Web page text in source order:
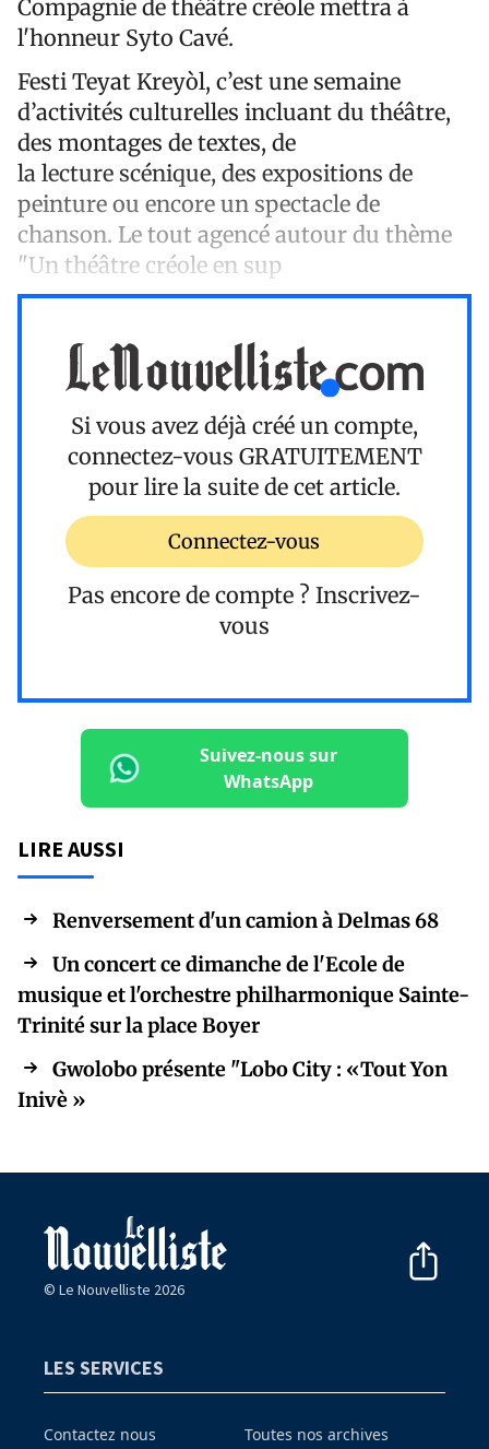
Compagnie de théâtre créole mettra à
l'honneur Syto Cavé.
Festi Teyat Kreyòl, c’est une semaine
d’activités culturelles incluant du théâtre,
des montages de textes, de
la lecture scénique, des expositions de
peinture ou encore un spectacle de
chanson. Le tout agencé autour du thème
"Un théâtre créole en sup
Si vous avez déjà créé un compte,
connectez-vous GRATUITEMENT
pour lire la suite de cet article.
Connectez-vous
Pas encore de compte ? Inscrivez-
vous
Suivez-nous sur
WhatsApp
LIRE AUSSI
Renversement d'un camion à Delmas 68
Un concert ce dimanche de l'Ecole de
musique et l'orchestre philharmonique Sainte-
Trinité sur la place Boyer
Gwolobo présente "Lobo City : «Tout Yon
Inivè »
© Le Nouvelliste 2026
LES SERVICES
Contactez nous Toutes nos archives